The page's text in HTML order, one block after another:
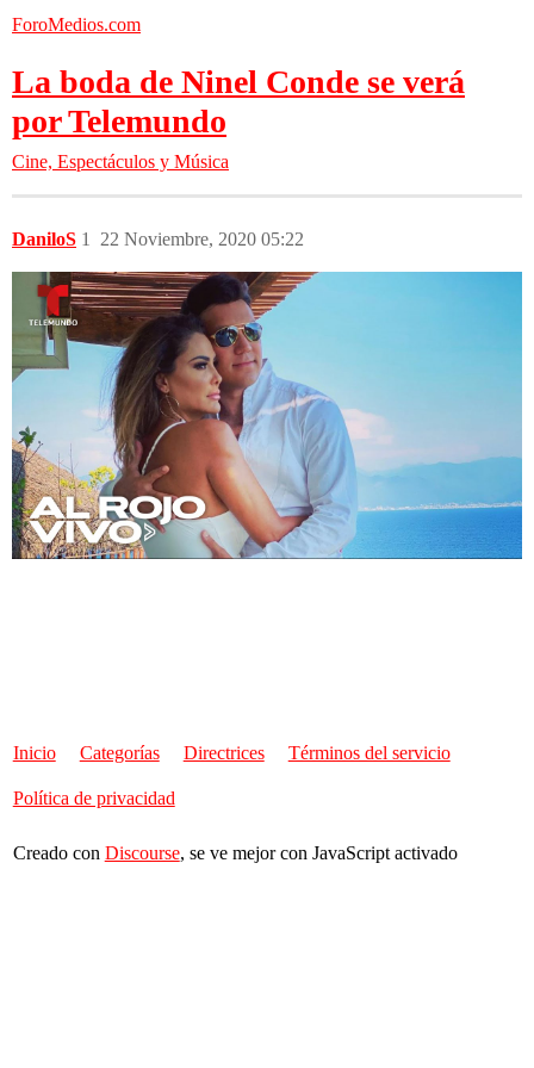
ForoMedios.com
La boda de Ninel Conde se verá
por Telemundo
Cine, Espectáculos y Música
DaniloS 22 Noviembre, 2020 05:22
1
Inicio Categorías Directrices Términos del servicio
Política de privacidad
Creado con Discourse, se ve mejor con JavaScript activado